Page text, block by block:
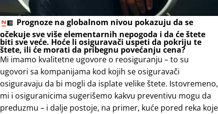
Prognoze na globalnom nivou pokazuju da se
očekuje sve više elementarnih nepogoda i da će štete
biti sve veće. Hoće li osiguravači uspeti da pokriju te
štete, ili će morati da pribegnu povećanju cena?
Mi imamo kvalitetne ugovore o reosiguranju – to su
ugovori sa kompanijama kod kojih se osiguravači
osiguravaju da bi mogli da isplate velike štete. Istovremeno,
mi i osiguranicima sugerišemo kakvu preventivu mogu da
preduzmu – i dalje postoje, na primer, kuće pored reka koje